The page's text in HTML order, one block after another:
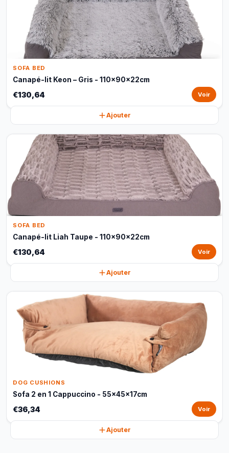
SOFA BED
Canapé-lit Keon – Gris - 110x90x22cm
€130,64 Voir
Ajouter
SOFA BED
Canapé-lit Liah Taupe - 110x90x22cm
€130,64 Voir
Ajouter
DOG CUSHIONS
Sofa 2 en 1 Cappuccino - 55x45x17cm
€36,34 Voir
Ajouter